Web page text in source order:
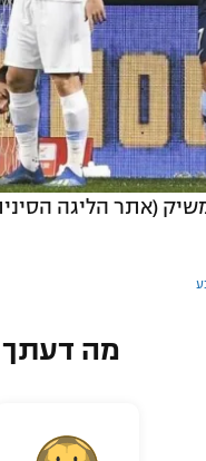
(אתר הליגה
מה